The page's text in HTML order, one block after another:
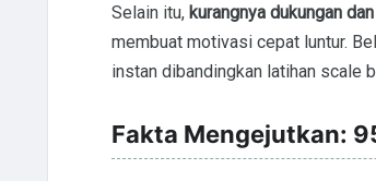
Selain itu, kurangnya dukungan
membuat motivasi cepat luntur.
instan dibandingkan latihan scale
Fakta Mengejutkan: